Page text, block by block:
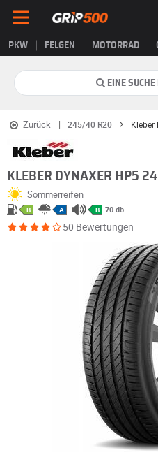
PKW FELGEN MOTORRAD
EINE SUCHE
Zurück 245/40 R20 Kleber
KLEBER DYNAXER HP5
Sommerreifen
B A B 70 db
50 Bewertungen